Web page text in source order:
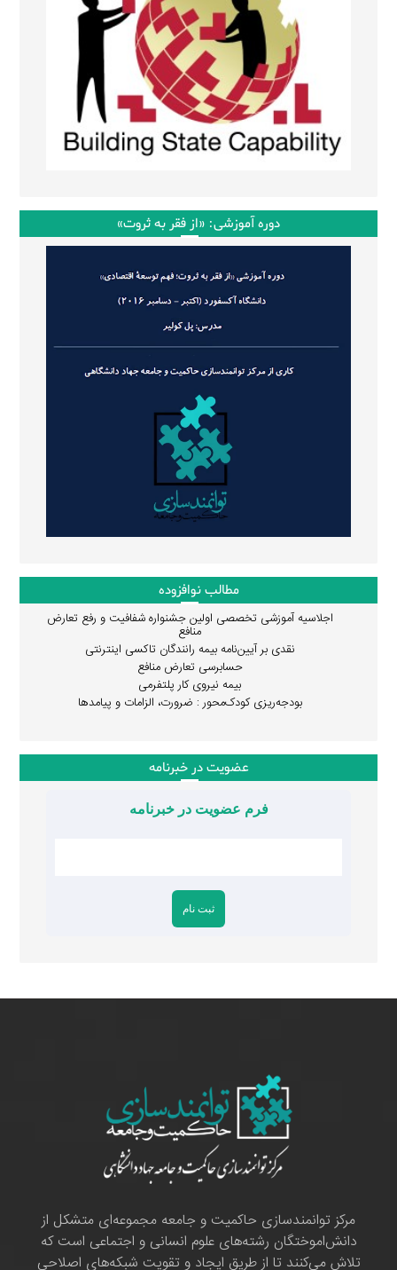
دوره آموزشی: «از فقر به ثروت»
مطالب نوافزوده
اجلاسیه آموزشی تخصصی اولین جشنواره شفافیت و رفع تعارض
منافع
نقدی بر آیین‌نامه بیمه رانندگان تاکسی اینترنتی
حسابرسی تعارض منافع
بیمه نیروی کار پلتفرمی
بودجه‌ریزی کودک‌محور : ضرورت، الزامات و پیامدها
عضویت در خبرنامه
فرم عضویت در خبرنامه
مرکز توانمندسازی حاکمیت و جامعه مجموعه‌ای متشکل از
دانش‌اموختگان رشته‌های علوم انسانی و اجتماعی است که
تلاش می‌کنند تا از طریق ایجاد و تقویت شبکه‌های اصلاحی